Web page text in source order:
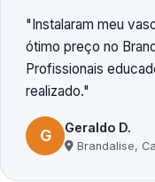
Instalaram meu
ótimo preço no
Profissionais
realizado.
G Geraldo D.
Brandalise,